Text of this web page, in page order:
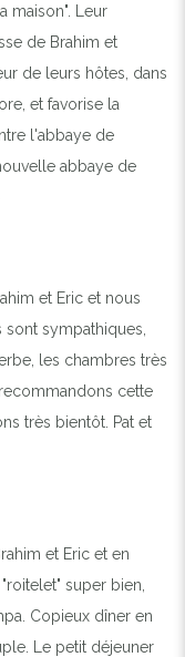
maison". Leur
de Brahim et
de leurs hôtes, dans
et favorise la
l'abbaye de
abbaye de
et Eric et nous
sympathiques,
les chambres très
cette
très bientôt. Pat et
et Eric et en
super bien,
Copieux dîner en
Le petit déjeuner